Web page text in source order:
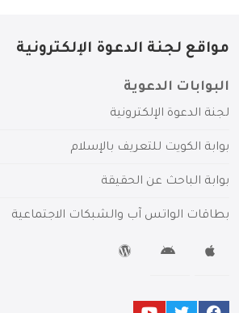
مواقع لجنة الدعوة الإلكترونية
البوابات الدعوية
لجنة الدعوة الإلكترونية
بوابة الكويت للتعريف بالإسلام
بوابة الباحث عن الحقيقة
بطاقات الواتس آب والشبكات الاجتماعية